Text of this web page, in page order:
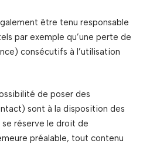
être tenu responsable
par exemple qu’une perte de
consécutifs à l’utilisation
de poser des
sont à la disposition des
réserve le droit de
préalable, tout contenu